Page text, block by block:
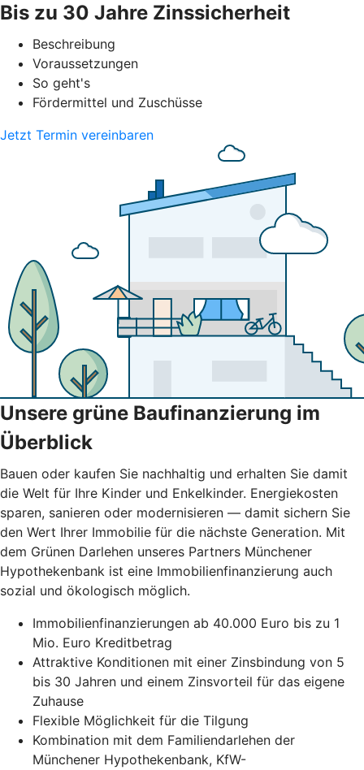
Bis zu 30 Jahre Zinssicherheit
Beschreibung
Voraussetzungen
So geht's
Fördermittel und Zuschüsse
Jetzt Termin vereinbaren
Unsere grüne Baufinanzierung im
Überblick
Bauen oder kaufen Sie nachhaltig und erhalten Sie damit
die Welt für Ihre Kinder und Enkelkinder. Energiekosten
sparen, sanieren oder modernisieren — damit sichern Sie
den Wert Ihrer Immobilie für die nächste Generation. Mit
dem Grünen Darlehen unseres Partners Münchener
Hypothekenbank ist eine Immobilienfinanzierung auch
sozial und ökologisch möglich.
Immobilienfinanzierungen ab 40.000 Euro bis zu 1
Mio. Euro Kreditbetrag
Attraktive Konditionen mit einer Zinsbindung von 5
bis 30 Jahren und einem Zinsvorteil für das eigene
Zuhause
Flexible Möglichkeit für die Tilgung
Kombination mit dem Familiendarlehen der
Münchener Hypothekenbank, KfW-